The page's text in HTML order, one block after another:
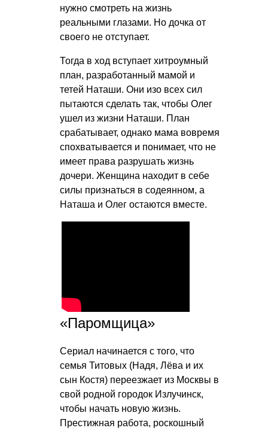
нужно смотреть на жизнь
реальными глазами. Но дочка от
своего не отступает.
Тогда в ход вступает хитроумный
план, разработанный мамой и
тетей Наташи. Они изо всех сил
пытаются сделать так, чтобы Олег
ушел из жизни Наташи. План
срабатывает, однако мама вовремя
спохватывается и понимает, что не
имеет права разрушать жизнь
дочери. Женщина находит в себе
силы признаться в содеянном, а
Наташа и Олег остаются вместе.
«Паромщица»
Сериал начинается с того, что
семья Титовых (Надя, Лёва и их
сын Костя) переезжает из Москвы в
свой родной городок Излучинск,
чтобы начать новую жизнь.
Престижная работа, роскошный